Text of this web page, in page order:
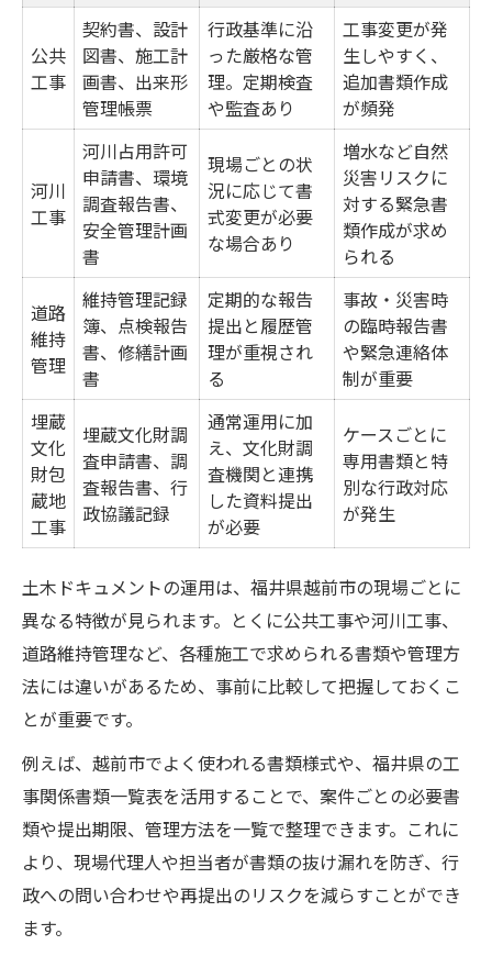
行政マニュアルをもとに書類作成を効率化
福井県工事書類作成マニュアル一覧表
行政マニュアル活用で土木書類を時短
土木書類作成の効率化テクニック
ミスを防ぐための土木書類管理術
マニュアルに基づく土木様式の選び方
正確な土木様式選定が工事成功の鍵となる訳
土木様式の種類と特徴を表で整理
工事内容に合った土木様式の見極め方
様式選定ミスが招くトラブル事例
現場代理人が重視する様式選定のコツ
土木様式選びで差がつく工事品質
越前市で求められる土木ドキュメントの心得
越前市土木書類の基本項目一覧
地域特性を反映した土木管理の心得
土木業務で重視すべき心構えとは
行政協働で生まれる土木書類の工夫
越前市の歴史から学ぶ土木業務の姿勢
現場代理人が実践する土木書類管理術とは
現場代理人が使う書類管理ツール比較
土木書類管理の効率化を実現する方法
現場で役立つ土木ドキュメント整理法
トラブルを防ぐ土木書類チェック術
代理人目線で考える書類作成の工夫
公共
工事
契約書、設計
図書、施工計
画書、出来形
管理帳票
行政基準に沿
った厳格な管
理。定期検査
や監査あり
工事変更が発
生しやすく、
追加書類作成
が頻発
河川
工事
河川占用許可
申請書、環境
調査報告書、
安全管理計画
書
現場ごとの状
況に応じて書
式変更が必要
な場合あり
増水など自然
災害リスクに
対する緊急書
類作成が求め
られる
道路
維持
管理
維持管理記録
簿、点検報告
書、修繕計画
書
定期的な報告
提出と履歴管
理が重視され
る
事故・災害時
の臨時報告書
や緊急連絡体
制が重要
埋蔵
文化
財包
蔵地
工事
埋蔵文化財調
査申請書、調
査報告書、行
政協議記録
通常運用に加
え、文化財調
査機関と連携
した資料提出
が必要
ケースごとに
専用書類と特
別な行政対応
が発生
土木ドキュメントの運用は、福井県越前市の現場ごとに
異なる特徴が見られます。とくに公共工事や河川工事、
道路維持管理など、各種施工で求められる書類や管理方
法には違いがあるため、事前に比較して把握しておくこ
とが重要です。
例えば、越前市でよく使われる書類様式や、福井県の工
事関係書類一覧表を活用することで、案件ごとの必要書
類や提出期限、管理方法を一覧で整理できます。これに
より、現場代理人や担当者が書類の抜け漏れを防ぎ、行
政への問い合わせや再提出のリスクを減らすことができ
ます。